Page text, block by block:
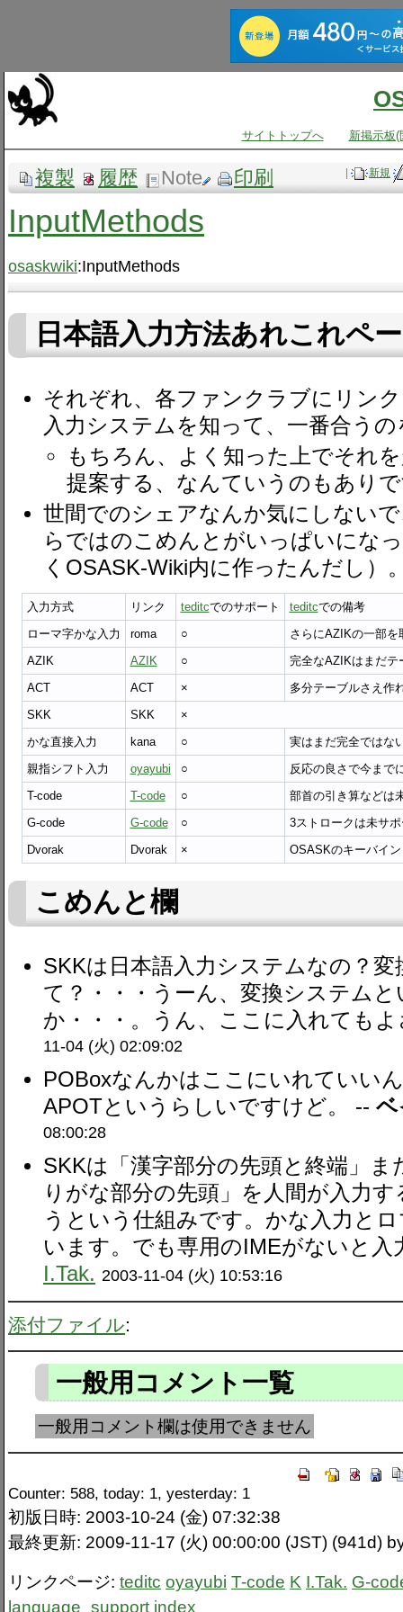
サイトトップへ 新掲示板(
| 新規
複製 履歴 Note 印刷
InputMethods
osaskwiki:InputMethods
日本語入力方法あれこれペ
それぞれ、各ファンクラブにリン
入力システムを知って、一番合う
もちろん、よく知った上でそれ
提案する、なんていうのもあり
世間でのシェアなんか気にしない
らではのこめんとがいっぱいにな
くOSASK-Wiki内に作ったんだし）
入力方式 リンク teditcでのサポート teditcでの備考
ローマ字かな入力
roma ○
さらにAZIKの一部を
AZIK
AZIK ○
完全なAZIKはまだテ
ACT
ACT ×
多分テーブルさえ作
SKK
SKK
×
かな直接入力
kana ○
実はまだ完全ではな
親指シフト入力
oyayubi ○
反応の良さで今まで
T-code
T-code ○
部首の引き算などは
G-code
G-code ○
3ストロークは未サ
Dvorak
Dvorak × OSASKのキーバイ
こめんと欄
SKKは日本語入力システムなの？
て？・・・うーん、変換システム
か・・・。うん、ここに入れても
11-04 (火) 02:09:02
POBoxなんかはここにいれていい
APOTというらしいですけど。 -- ベ
08:00:28
SKKは「漢字部分の先頭と終端」
りがな部分の先頭」を人間が入力
うという仕組みです。かな入力と
います。でも専用のIMEがないと
I.Tak. 2003-11-04 (火) 10:53:16
添付ファイル:
一般用コメント一覧
一般用コメント欄は使用できません
Counter: 588, today: 1, yesterday: 1
初版日時: 2003-10-24 (金) 07:32:38
最終更新: 2009-11-17 (火) 00:00:00 (JST) (941d)
リンクページ: teditc oyayubi T-code K I.Tak. G-
language_support index